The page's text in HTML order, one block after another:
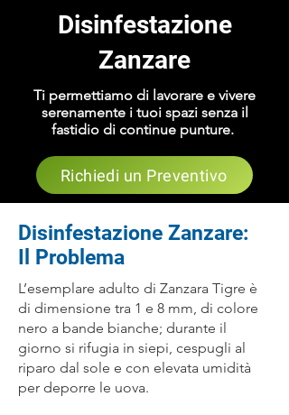
Disinfestazione
Zanzare
Ti permettiamo di lavorare e vivere
serenamente i tuoi spazi senza il
fastidio di continue punture.
Richiedi un Preventivo
Disinfestazione Zanzare:
Il Problema
L’esemplare adulto di Zanzara Tigre è
di dimensione tra 1 e 8 mm, di colore
nero a bande bianche; durante il
giorno si rifugia in siepi, cespugli al
riparo dal sole e con elevata umidità
per deporre le uova.